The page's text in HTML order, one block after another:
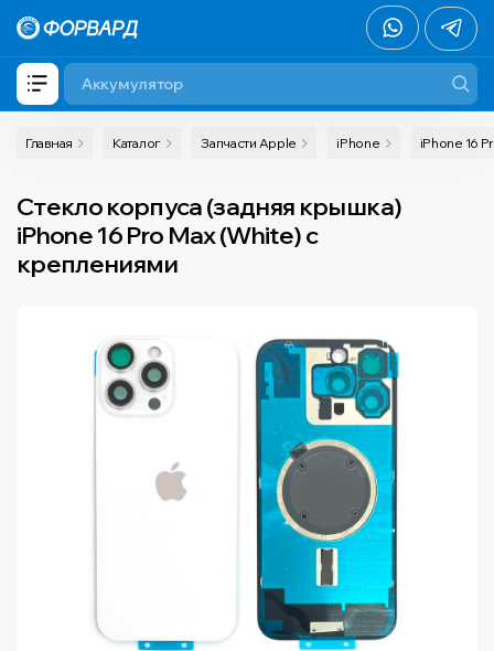
Главная Каталог Запчасти Apple iPhone iPhone 16
Стекло корпуса (задняя крышка)
iPhone 16 Pro Max (White) с
креплениями